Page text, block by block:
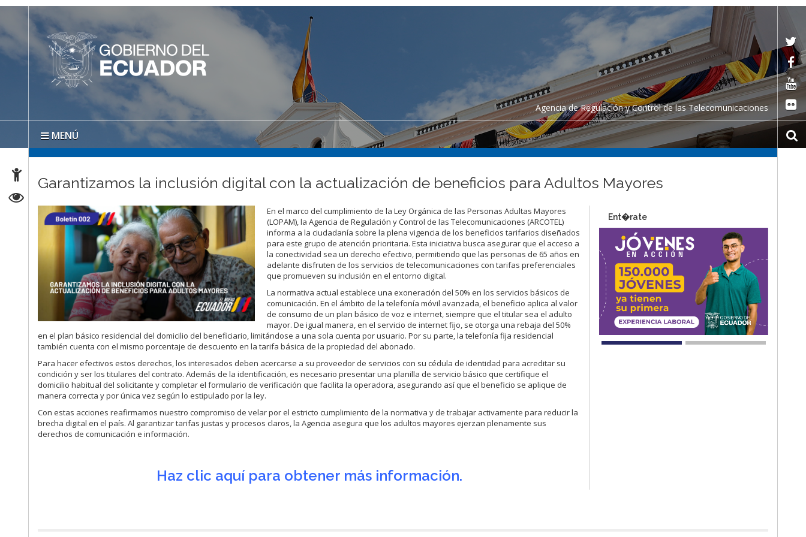
Agencia de Regulación y Control de las Telecomunicaciones
MENÚ
Garantizamos la inclusión digital con la actualización de beneficios para Adultos Mayores
En el marco del cumplimiento de la Ley Orgánica de las Personas Adultas Mayores
(LOPAM), la Agencia de Regulación y Control de las Telecomunicaciones (ARCOTEL)
informa a la ciudadanía sobre la plena vigencia de los beneficios tarifarios diseñados
para este grupo de atención prioritaria. Esta iniciativa busca asegurar que el acceso a
la conectividad sea un derecho efectivo, permitiendo que las personas de 65 años en
adelante disfruten de los servicios de telecomunicaciones con tarifas preferenciales
que promueven su inclusión en el entorno digital.
La normativa actual establece una exoneración del 50% en los servicios básicos de
comunicación. En el ámbito de la telefonía móvil avanzada, el beneficio aplica al valor
de consumo de un plan básico de voz e internet, siempre que el titular sea el adulto
mayor. De igual manera, en el servicio de internet fijo, se otorga una rebaja del 50%
en el plan básico residencial del domicilio del beneficiario, limitándose a una sola cuenta por usuario. Por su parte, la telefonía fija residencial
también cuenta con el mismo porcentaje de descuento en la tarifa básica de la propiedad del abonado.
Para hacer efectivos estos derechos, los interesados deben acercarse a su proveedor de servicios con su cédula de identidad para acreditar su
condición y ser los titulares del contrato. Además de la identificación, es necesario presentar una planilla de servicio básico que certifique el
domicilio habitual del solicitante y completar el formulario de verificación que facilita la operadora, asegurando así que el beneficio se aplique de
manera correcta y por única vez según lo estipulado por la ley.
Con estas acciones reafirmamos nuestro compromiso de velar por el estricto cumplimiento de la normativa y de trabajar activamente para reducir la
brecha digital en el país. Al garantizar tarifas justas y procesos claros, la Agencia asegura que los adultos mayores ejerzan plenamente sus
derechos de comunicación e información.
Haz clic aquí para obtener más información.
Ent�rate